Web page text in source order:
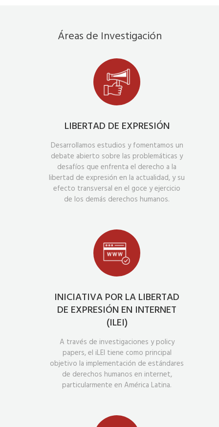
Áreas de Investigación
LIBERTAD DE EXPRESIÓN
Desarrollamos estudios y fomentamos un
debate abierto sobre las problemáticas y
desafíos que enfrenta el derecho a la
libertad de expresión en la actualidad, y su
efecto transversal en el goce y ejercicio
de los demás derechos humanos.
INICIATIVA POR LA LIBERTAD
DE EXPRESIÓN EN INTERNET
(ILEI)
A través de investigaciones y policy
papers, el iLEI tiene como principal
objetivo la implementación de estándares
de derechos humanos en internet,
particularmente en América Latina.